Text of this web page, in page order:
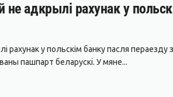
не адкрылі рахунак у
рахунак у польскім банку пасля пераезду
пашпарт беларускі. У мяне...